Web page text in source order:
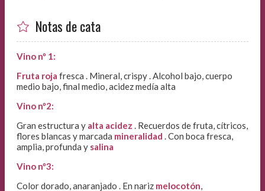
Notas de cata
Vino nº 1:
Fruta roja fresca . Mineral, crispy . Alcohol bajo, cuerpo
medio bajo, final medio, acidez medía alta
Vino nº2:
Gran estructura y alta acidez . Recuerdos de fruta, cítricos,
flores blancas y marcada mineralidad . Con boca fresca,
amplia, profunda y salina
Vino nº3:
Color dorado, anaranjado . En nariz melocotón,